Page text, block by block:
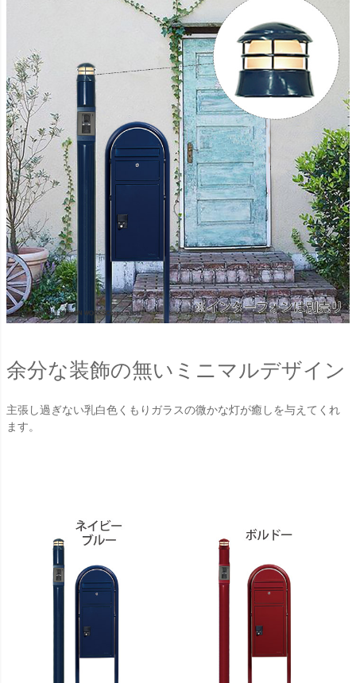
余分な装飾の無いミニマルデザイン
主張し過ぎない乳白色くもりガラスの微かな灯が癒しを与えてくれ
ます。